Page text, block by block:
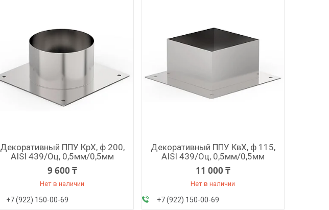
Декоративный ППУ КрХ, ф 200,
AISI 439/Оц, 0,5мм/0,5мм
9 600 ₸
Нет в наличии
+7 (922) 150-00-69
Декоративный ППУ КвХ, ф 115,
AISI 439/Оц, 0,5мм/0,5мм
11 000 ₸
Нет в наличии
+7 (922) 150-00-69